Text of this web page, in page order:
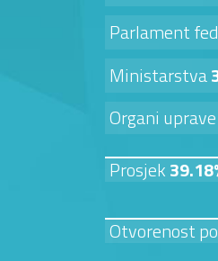
Parlament
Ministarstva
Organi uprave
Prosjek
Otvorenost